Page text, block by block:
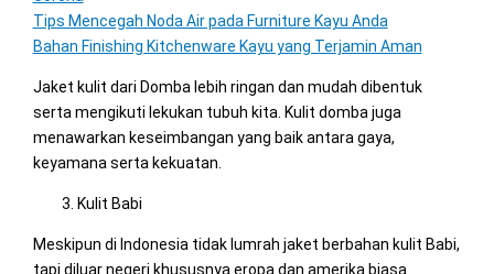
Tips Mencegah Noda Air pada Furniture Kayu Anda
Bahan Finishing Kitchenware Kayu yang Terjamin Aman
Jaket kulit dari Domba lebih ringan dan mudah dibentuk
serta mengikuti lekukan tubuh kita. Kulit domba juga
menawarkan keseimbangan yang baik antara gaya,
keyamana serta kekuatan.
Kulit Babi
Meskipun di Indonesia tidak lumrah jaket berbahan kulit Babi,
tapi diluar negeri khususnya eropa dan amerika biasa